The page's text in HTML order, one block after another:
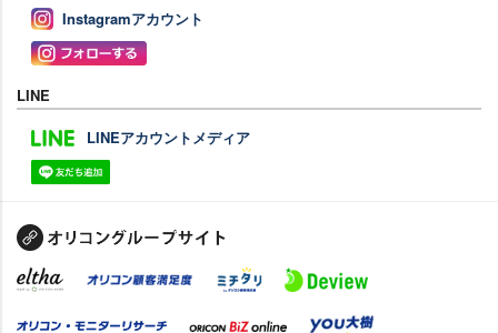
Instagramアカウント
LINE
LINEアカウントメディア